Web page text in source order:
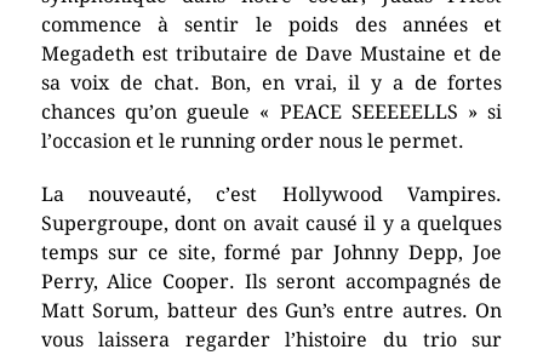
commence à sentir le poids des années et
Megadeth est tributaire de Dave Mustaine et de
sa voix de chat. Bon, en vrai, il y a de fortes
chances qu’on gueule « PEACE SEEEEELLS » si
l’occasion et le running order nous le permet.
La nouveauté, c’est Hollywood Vampires.
Supergroupe, dont on avait causé il y a quelques
temps sur ce site, formé par Johnny Depp, Joe
Perry, Alice Cooper. Ils seront accompagnés de
Matt Sorum, batteur des Gun’s entre autres. On
vous laissera regarder l’histoire du trio sur